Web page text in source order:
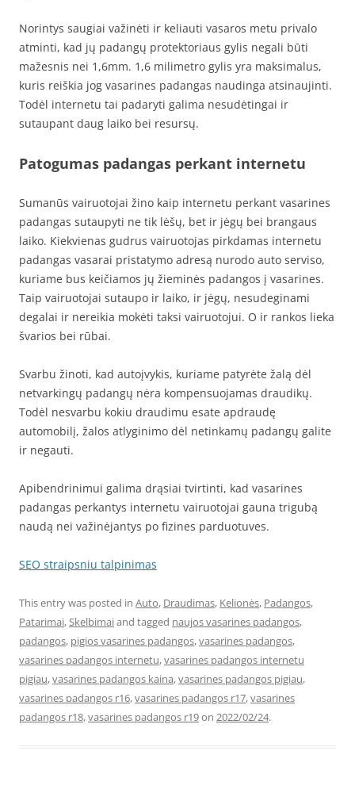
Norintys saugiai važinėti ir keliauti vasaros metu privalo
atminti, kad jų padangų protektoriaus gylis negali būti
mažesnis nei 1,6mm. 1,6 milimetro gylis yra maksimalus,
kuris reiškia jog vasarines padangas naudinga atsinaujinti.
Todėl internetu tai padaryti galima nesudėtingai ir
sutaupant daug laiko bei resursų.
Patogumas padangas perkant internetu
Sumanūs vairuotojai žino kaip internetu perkant vasarines
padangas sutaupyti ne tik lėšų, bet ir jėgų bei brangaus
laiko. Kiekvienas gudrus vairuotojas pirkdamas internetu
padangas vasarai pristatymo adresą nurodo auto serviso,
kuriame bus keičiamos jų žieminės padangos į vasarines.
Taip vairuotojai sutaupo ir laiko, ir jėgų, nesudeginami
degalai ir nereikia mokėti taksi vairuotojui. O ir rankos lieka
švarios bei rūbai.
Svarbu žinoti, kad autoįvykis, kuriame patyrėte žalą dėl
netvarkingų padangų nėra kompensuojamas draudikų.
Todėl nesvarbu kokiu draudimu esate apdraudę
automobilį, žalos atlyginimo dėl netinkamų padangų galite
ir negauti.
Apibendrinimui galima drąsiai tvirtinti, kad vasarines
padangas perkantys internetu vairuotojai gauna trigubą
naudą nei važinėjantys po fizines parduotuves.
SEO straipsniu talpinimas
This entry was posted in Auto, Draudimas, Kelionės, Padangos,
Patarimai,Skelbimaiand tagged naujos vasarines padangos,
padangos, pigios vasarines padangos,vasarines padangos,
vasarines padangos internetu,vasarines padangos internetu
pigiau,vasarines padangos kaina,vasarines padangos pigiau,
vasarines padangos r16,vasarines padangos r17,vasarines
padangos r18,vasarines padangos r19on 2022/02/24.